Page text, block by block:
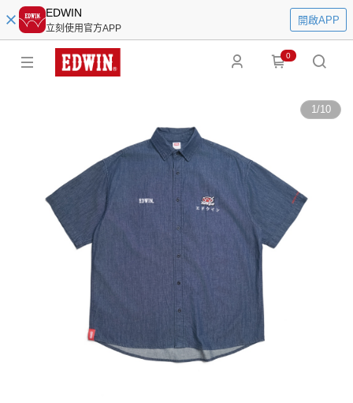
EDWIN
立刻使用官方APP
開啟APP
0
1/10